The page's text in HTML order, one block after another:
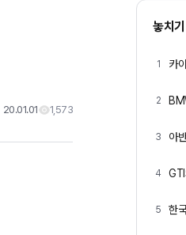
20.01.01 1,573
놓치
1 카
2
3
4
5 한